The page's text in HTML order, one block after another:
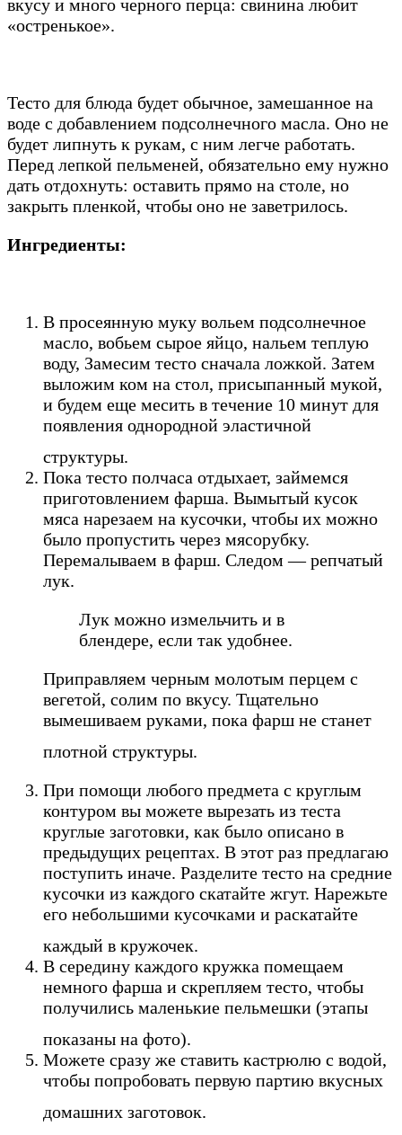
вкусу и много черного перца: свинина любит
«остренькое».
Тесто для блюда будет обычное, замешанное на
воде с добавлением подсолнечного масла. Оно не
будет липнуть к рукам, с ним легче работать.
Перед лепкой пельменей, обязательно ему нужно
дать отдохнуть: оставить прямо на столе, но
закрыть пленкой, чтобы оно не заветрилось.
Ингредиенты:
В просеянную муку вольем подсолнечное
масло, вобьем сырое яйцо, нальем теплую
воду, Замесим тесто сначала ложкой. Затем
выложим ком на стол, присыпанный мукой,
и будем еще месить в течение 10 минут для
появления однородной эластичной
структуры.
Пока тесто полчаса отдыхает, займемся
приготовлением фарша. Вымытый кусок
мяса нарезаем на кусочки, чтобы их можно
было пропустить через мясорубку.
Перемалываем в фарш. Следом — репчатый
лук.
Лук можно измельчить и в
блендере, если так удобнее.
Приправляем черным молотым перцем с
вегетой, солим по вкусу. Тщательно
вымешиваем руками, пока фарш не станет
плотной структуры.
При помощи любого предмета с круглым
контуром вы можете вырезать из теста
круглые заготовки, как было описано в
предыдущих рецептах. В этот раз предлагаю
поступить иначе. Разделите тесто на средние
кусочки из каждого скатайте жгут. Нарежьте
его небольшими кусочками и раскатайте
каждый в кружочек.
В середину каждого кружка помещаем
немного фарша и скрепляем тесто, чтобы
получились маленькие пельмешки (этапы
показаны на фото).
Можете сразу же ставить кастрюлю с водой,
чтобы попробовать первую партию вкусных
домашних заготовок.